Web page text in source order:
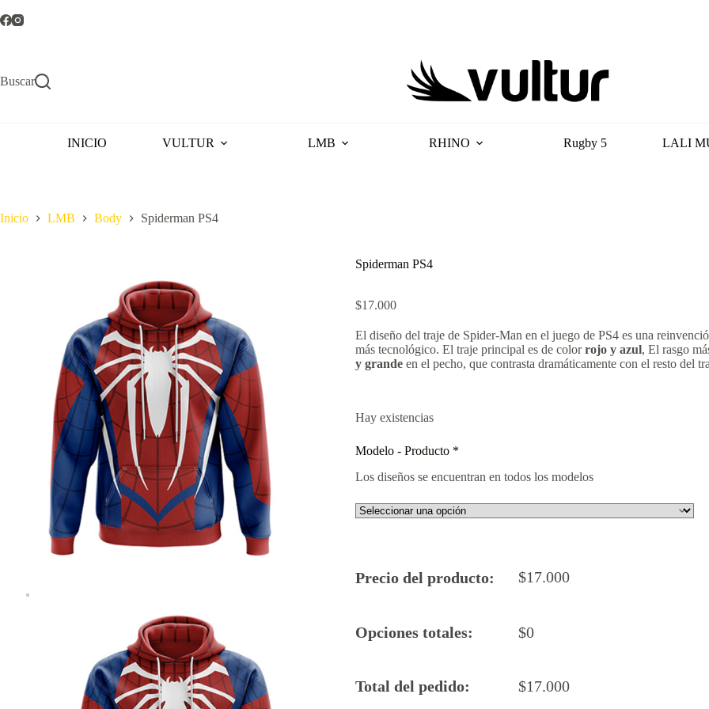
al
Buscar
INICIO VULTUR LMB RHINO Rugby 5 LALI
Inicio LMB Body Spiderman PS4
Spiderman PS4
$17.000
El diseño del traje de Spider-Man en el juego de PS4 es una
más tecnológico. El traje principal es de colorrojo y azul, El rasgo
y grande en el pecho, que contrasta dramáticamente con el resto del
Hay existencias
Modelo - Producto *
Los diseños se encuentran en todos los modelos
Precio del producto: $17.000
Opciones totales: $0
Total del pedido: $17.000